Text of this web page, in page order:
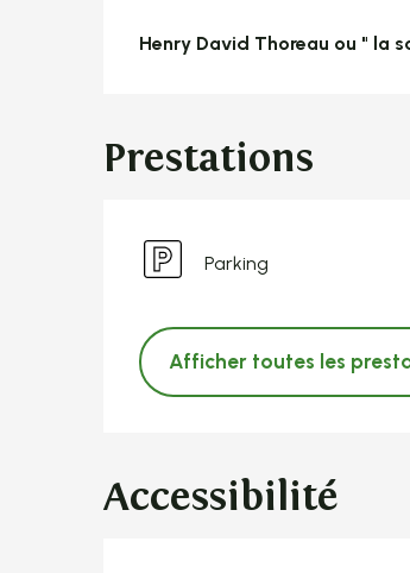
Henry David Thoreau ou " la
Prestations
Parking
Afficher toutes les
Accessibilité